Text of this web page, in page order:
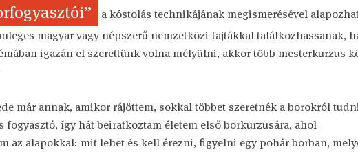
a kóstolás technikájának megismerésével
magyar vagy népszerű nemzetközi fajtákkal találkozhassanak,
igazán el szerettünk volna mélyülni, akkor több mesterkurzus
már annak, amikor rájöttem, sokkal többet szeretnék a borokról
fogyasztó, így hát beiratkoztam életem első borkurzusára, ahol
az alapokkal: mit lehet és kell érezni, figyelni egy pohár borban,